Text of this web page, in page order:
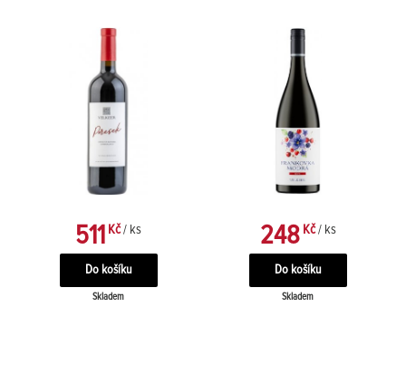
511 Kč / ks
Skladem
248Kč / ks
Skladem